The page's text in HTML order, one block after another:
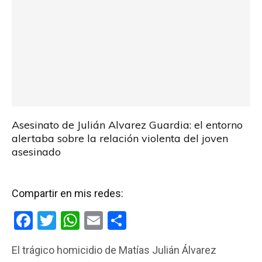
Asesinato de Julián Alvarez Guardia: el entorno
alertaba sobre la relación violenta del joven
asesinado
Compartir en mis redes:
F
T
W E
El trágico homicidio de Matías Julián Álvarez